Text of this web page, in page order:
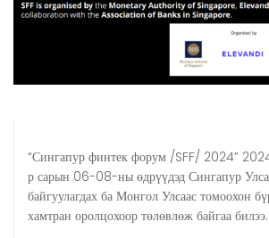
“Сингапур финтек форум /SFF/ 2024”
р сарын 06-08-ны өдрүүдэд Сингапур
байгуулагдах ба Монгол Улсаас томоохон
хамтран оролцохоор төлөвлөж байгаа билээ.